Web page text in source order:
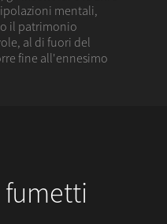
mentali,
il patrimonio
al di fuori del
fine all'ennesimo
fumetti